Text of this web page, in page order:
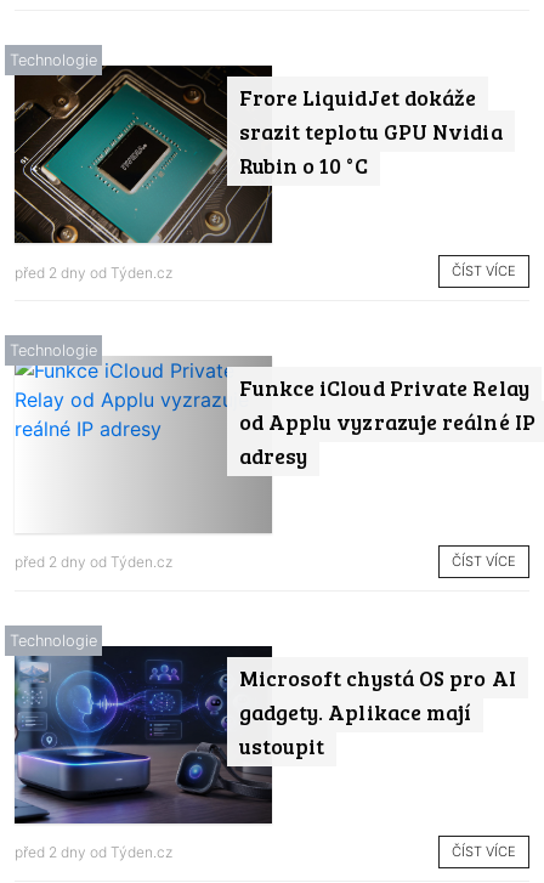
Frore LiquidJet dokáže
srazit teplotu GPU Nvidia
Rubin o 10 °C
Technologie
před 2 dny od Týden.cz ČÍST VÍCE
Funkce iCloud Private Relay
od Applu vyzrazuje reálné IP
adresy
Technologie
před 2 dny od Týden.cz ČÍST VÍCE
Microsoft chystá OS pro AI
gadgety. Aplikace mají
ustoupit
Technologie
před 2 dny od Týden.cz ČÍST VÍCE